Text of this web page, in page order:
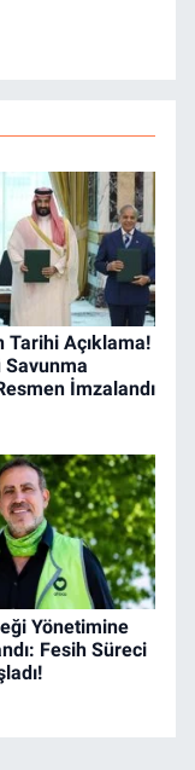
Tarihi Açıklama!
İmzalandı
Yönetimine
Fesih Süreci